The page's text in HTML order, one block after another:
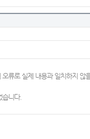
류로 실제 내용과 일치하지
니다.